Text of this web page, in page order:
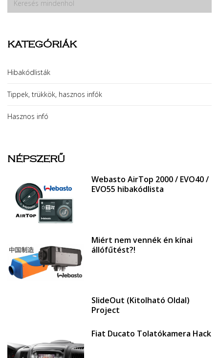
KATEGÓRIÁK
Hibakódlisták
Tippek, trükkök, hasznos infók
Hasznos infó
NÉPSZERŰ
Webasto AirTop 2000 / EVO40 /
EVO55 hibakódlista
Miért nem vennék én kínai
állófűtést?!
SlideOut (Kitolható Oldal)
Project
Fiat Ducato Tolatókamera Hack